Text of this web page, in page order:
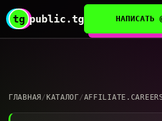
tg public.tg НАПИСАТЬ
ГЛАВНАЯ / КАТАЛОГ/